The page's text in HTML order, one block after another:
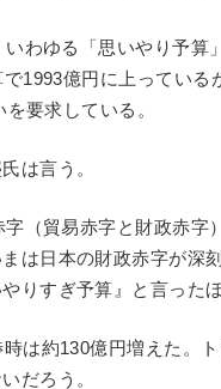
わゆる「思いやり予算
1993億円に上ってい
要求している。
は言う。
字（貿易赤字と財政赤
は日本の財政赤字が深
りすぎ予算』と言ったほ
は約130億円増えた。
だろう。